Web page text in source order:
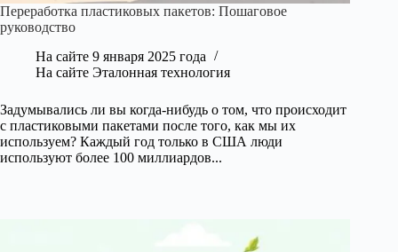
Переработка пластиковых пакетов: Пошаговое
руководство
На сайте 9 января 2025 года
На сайте Эталонная технология
Задумывались ли вы когда-нибудь о том, что происходит
с пластиковыми пакетами после того, как мы их
используем? Каждый год только в США люди
используют более 100 миллиардов...